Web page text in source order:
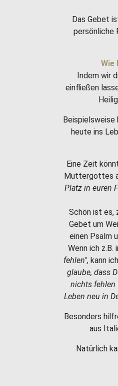
Das Gebet
persönliche
Wie
Indem wir
einfließen
heute ins
Eine Zeit
Muttergottes
Platz in euren
Schön ist es,
Gebet um
einen Psalm
Wenn ich z.B.
fehlen", kann
glaube, dass
nichts fehlen
Leben neu in
Besonders
aus
Natürlich